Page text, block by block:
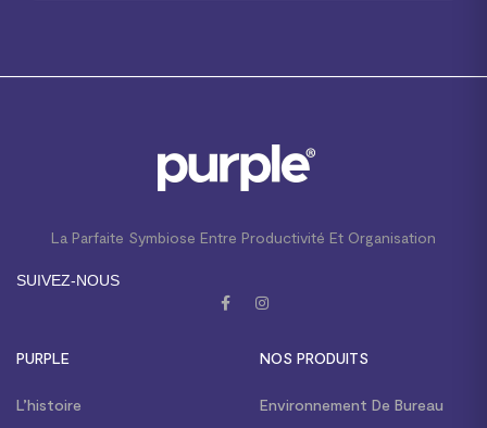
La Parfaite Symbiose Entre Productivité Et Organisation
SUIVEZ-NOUS
PURPLE
L’histoire
NOS PRODUITS
Environnement De Bureau